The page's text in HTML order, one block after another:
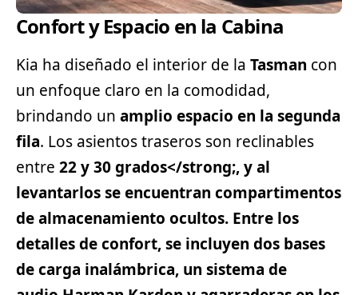
Confort y Espacio en la Cabina
Kia ha diseñado el interior de la Tasman con
un enfoque claro en la comodidad,
brindando un amplio espacio en la segunda
fila. Los asientos traseros son reclinables
entre 22 y 30 grados</strong;, y al
levantarlos se encuentran compartimentos
de almacenamiento ocultos. Entre los
detalles de confort, se incluyen dos bases
de carga inalámbrica, un sistema de